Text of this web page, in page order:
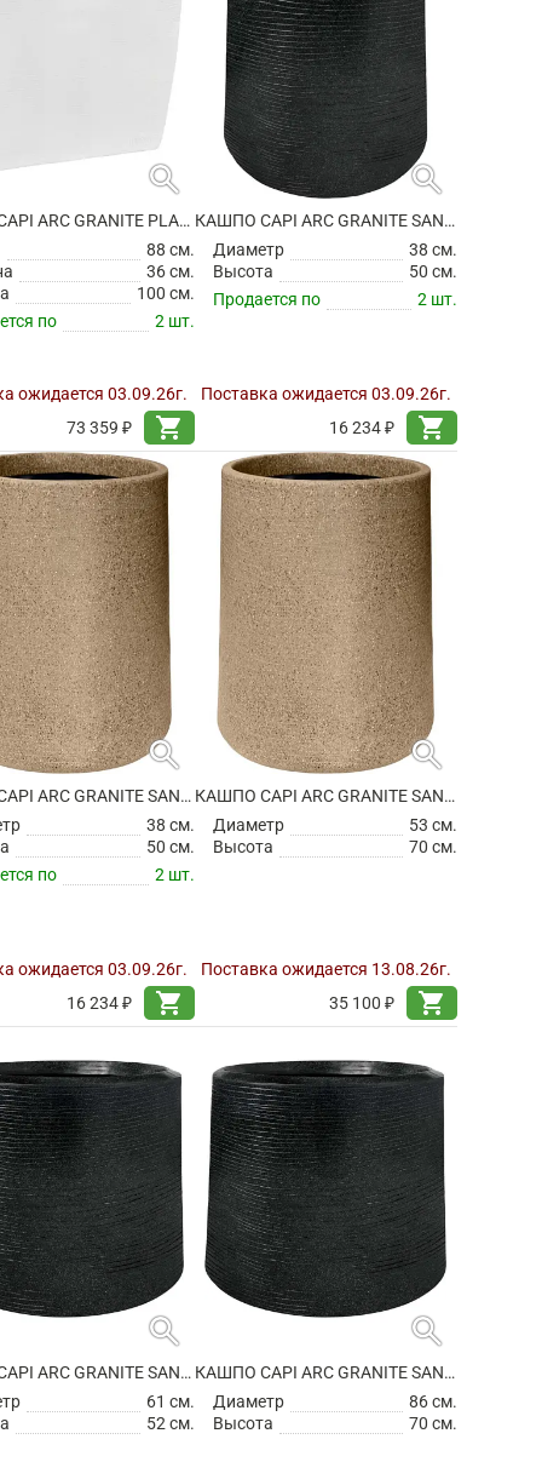
search
КАШПО CAPI ARC GRANITE PLANTER RECTANGLE WHITE
88 см.
36 см.
100 см.
по
2 шт.
ожидается 03.09.26г.
73 359 ₽
shopping_cart
search
КАШПО CAPI ARC GRANITE SANDBAG HIGH BLACK
Диаметр
38 см.
Высота
50 см.
Продается по
2 шт.
Поставка ожидается 03.09.26г.
16 234 ₽
shopping_cart
search
КАШПО CAPI ARC GRANITE SANDBAG HIGH WARM TAUPE
38 см.
50 см.
по
2 шт.
ожидается 03.09.26г.
16 234 ₽
shopping_cart
search
КАШПО CAPI ARC GRANITE SANDBAG HIGH WARM TAUPE
Диаметр
53 см.
Высота
70 см.
Поставка ожидается 13.08.26г.
35 100 ₽
shopping_cart
search
КАШПО CAPI ARC GRANITE SANDBAG MEDIUM BLACK
61 см.
52 см.
search
КАШПО CAPI ARC GRANITE SANDBAG MEDIUM BLACK
Диаметр
86 см.
Высота
70 см.